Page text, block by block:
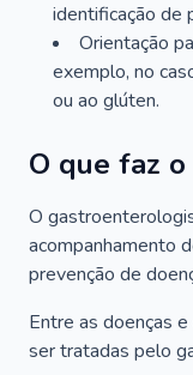
identificação de
Orientação
exemplo, no
ou ao glúten.
O que faz
O
acompanhamento
prevenção de
Entre as doenças
ser tratadas pelo